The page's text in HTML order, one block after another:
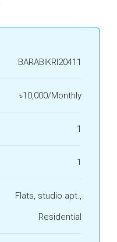
BARABIKRI20411
৳10,000/Monthly
1
1
Flats, studio apt.,
Residential